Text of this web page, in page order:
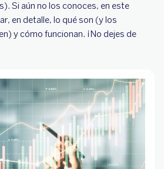
apalancados e inversos?
de los ETF, hay que tener
Si aún no los conoces, en este
en detalle, lo qué son (y los
y cómo funcionan. ¡No dejes de